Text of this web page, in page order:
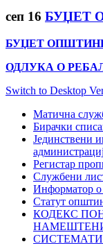
сеп 16 БУЏЕТ
БУЏЕТ ОПШТИНЕ
ОДЛУКА О
Switch to Desktop
Матична
Бирачки
Јединствени
Регистар
Службени
Информатор о
Статут
КОДЕКС